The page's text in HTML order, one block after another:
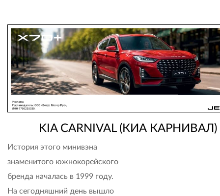
KIA CARNIVAL(КИА КАРНИВАЛ)
История этого минивэна
знаменитого южнокорейского
бренда началась в 1999 году.
На сегодняшний день вышло